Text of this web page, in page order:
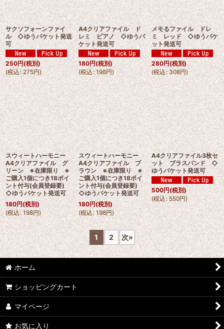
サクソフォーンファイ
ル ◇ゆうパケット発送
可
250円(税別)
(税込: 275円)
A4クリアファイル ド
レミ ピアノ ◇ゆうパ
ケット発送可
180円(税別)
(税込: 198円)
メモるファイル ドレ
ミ レッド ◇ゆうパケ
ット発送可
280円(税別)
(税込 : 308円)
スウィートハーモニー
A4クリアファイル グ
リーン ※在庫限り ※
ご購入1個につき18ポイ
ント付与(会員登録要)
◇ゆうパケット発送可
180円(税別)
(税込: 198円)
スウィートハーモニー
A4クリアファイル ブ
ラウン ※在庫限り ※
ご購入1個につき18ポイ
ント付与(会員登録要)
◇ゆうパケット発送可
180円(税別)
(税込: 198円)
A4クリアファイル3枚セ
ット ブラスバンド ◇
ゆうパケット発送可
500円(税別)
(税込: 550円)
1 2 次»
ホーム
ショッピングカート
マイページ
お気に入り